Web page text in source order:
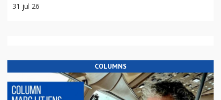
31 jul 26
COLUMNS